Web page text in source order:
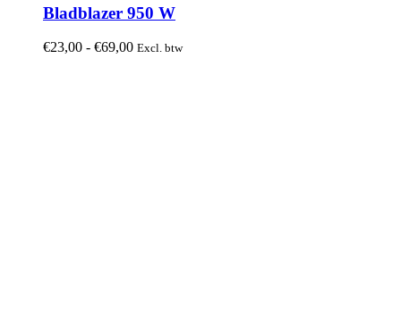
heeft
meerdere
variaties.
Bladblazer 950 W
€23,00 - €69,00Prijsklasse:
Excl. btw